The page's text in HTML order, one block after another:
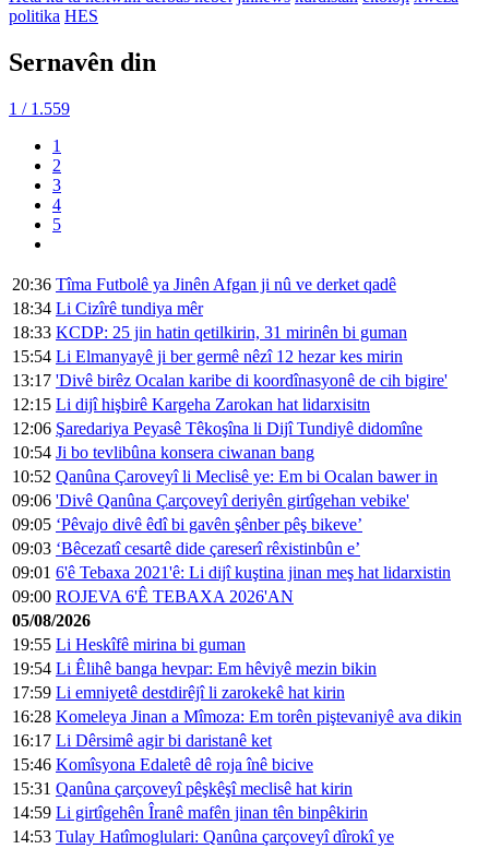
politika HES
Sernavên din
1 / 1.559
1
2
3
4
5
20:36 Tîma Futbolê ya Jinên Afgan ji nû ve derket qadê
18:34 Li Cizîrê tundiya mêr
18:33 KCDP: 25 jin hatin qetilkirin, 31 mirinên bi guman
15:54 Li Elmanyayê ji ber germê nêzî 12 hezar kes mirin
13:17 'Divê birêz Ocalan karibe di koordînasyonê de cih bigire'
12:15 Li dijî hişbirê Kargeha Zarokan hat lidarxisitn
12:06 Şaredariya Peyasê Têkoşîna li Dijî Tundiyê didomîne
10:54 Ji bo tevlibûna konsera ciwanan bang
10:52 Qanûna Çaroveyî li Meclisê ye: Em bi Ocalan bawer in
09:06 'Divê Qanûna Çarçoveyî deriyên girtîgehan vebike'
09:05 ‘Pêvajo divê êdî bi gavên şênber pêş bikeve’
09:03 ‘Bêcezatî cesartê dide çareserî rêxistinbûn e’
09:01 6'ê Tebaxa 2021'ê: Li dijî kuştina jinan meş hat lidarxistin
09:00 ROJEVA 6'Ê TEBAXA 2026'AN
05/08/2026
19:55 Li Heskîfê mirina bi guman
19:54 Li Êlihê banga hevpar: Em hêviyê mezin bikin
17:59 Li emniyetê destdirêjî li zarokekê hat kirin
16:28 Komeleya Jinan a Mîmoza: Em torên piştevaniyê ava dikin
16:17 Li Dêrsimê agir bi daristanê ket
15:46 Komîsyona Edaletê dê roja înê bicive
15:31 Qanûna çarçoveyî pêşkêşî meclisê hat kirin
14:59 Li girtîgehên Îranê mafên jinan tên binpêkirin
14:53 Tulay Hatîmoglulari: Qanûna çarçoveyî dîrokî ye